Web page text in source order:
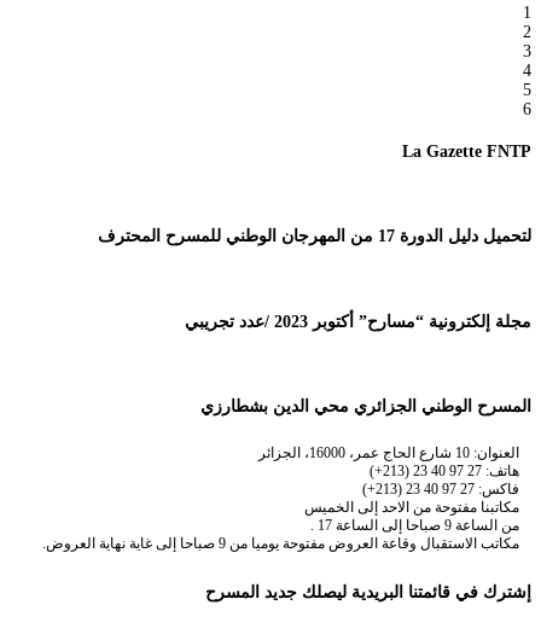
1
2
3
4
5
6
La Gazette FNTP
لتحميل دليل الدورة 17 من المهرجان الوطني للمسرح المحترف
مجلة إلكترونية “مسارح” أكتوبر 2023 /عدد تجريبي
المسرح الوطني الجزائري محي الدين بشطارزي
العنوان: 10 شارع الحاج عمر، 16000، الجزائر
هاتف: 27 97 40 23 (213+)
فاكس: 27 97 40 23 (213+)
مكاتبنا مفتوحة من الاحد إلى الخميس
من الساعة 9 صباحا إلى الساعة 17 .
مكاتب الاستقبال وقاعة العروض مفتوحة يوميا من 9 صباحا إلى غاية نهاية العروض.
إشترك في قائمتنا البريدية ليصلك جديد المسرح